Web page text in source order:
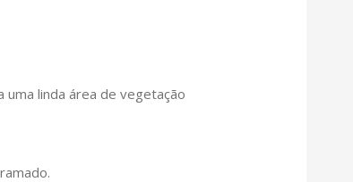
uma linda área de vegetação